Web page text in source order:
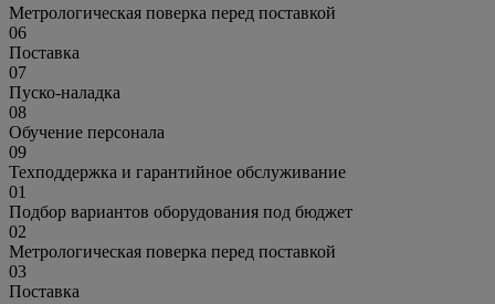
Метрологическая поверка перед поставкой
06
Поставка
07
Пуско-наладка
08
Обучение персонала
09
Техподдержка и гарантийное обслуживание
01
Подбор вариантов оборудования под бюджет
02
Метрологическая поверка перед поставкой
03
Поставка